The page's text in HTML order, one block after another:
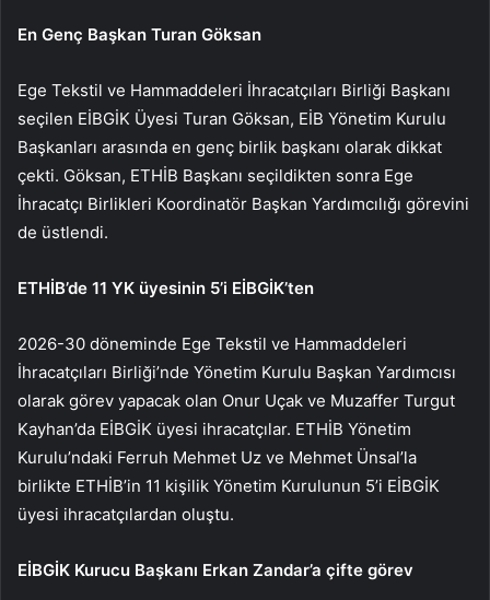
En Genç Başkan Turan Göksan
Ege Tekstil ve Hammaddeleri İhracatçıları Birliği Başkanı
seçilen EİBGİK Üyesi Turan Göksan, EİB Yönetim Kurulu
Başkanları arasında en genç birlik başkanı olarak dikkat
çekti. Göksan, ETHİB Başkanı seçildikten sonra Ege
İhracatçı Birlikleri Koordinatör Başkan Yardımcılığı görevini
de üstlendi.
ETHİB’de 11 YK üyesinin 5’i EİBGİK’ten
2026-30 döneminde Ege Tekstil ve Hammaddeleri
İhracatçıları Birliği’nde Yönetim Kurulu Başkan Yardımcısı
olarak görev yapacak olan Onur Uçak ve Muzaffer Turgut
Kayhan’da EİBGİK üyesi ihracatçılar. ETHİB Yönetim
Kurulu’ndaki Ferruh Mehmet Uz ve Mehmet Ünsal’la
birlikte ETHİB’in 11 kişilik Yönetim Kurulunun 5’i EİBGİK
üyesi ihracatçılardan oluştu.
EİBGİK Kurucu Başkanı Erkan Zandar’a çifte görev